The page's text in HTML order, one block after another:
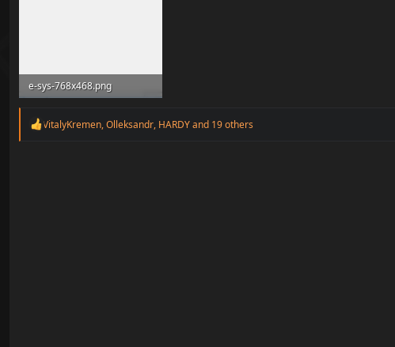
e-sys-768x468.png
R
VitalyKremen,Olleksandr, HARDYand 19 others